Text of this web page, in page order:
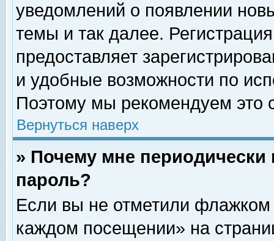
уведомлений о появлении
темы и так далее.
предоставляет
и удобные возможности по
Поэтому мы рекомендуем это
Вернуться наверх
» Почему мне
пароль?
Если вы не отметили флажком
каждом посещении» на